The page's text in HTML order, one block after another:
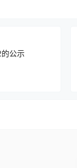
公示